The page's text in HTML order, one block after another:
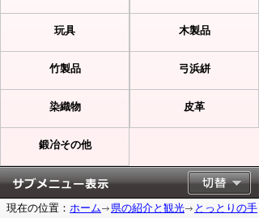
玩具 木製品
竹製品 弓浜絣
染織物 皮革
鍛冶その他
現在の位置： ホーム 県の紹介と観光
とっとりの手